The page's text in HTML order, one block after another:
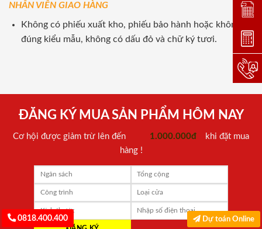
NHÂN VIÊN GIAO HÀNG
Không có phiếu xuất kho, phiếu bảo hành hoặc không
đúng kiểu mẫu, không có dấu đỏ và chữ ký tươi.
ĐĂNG KÝ MUA SẢN PHẨM HÔM NAY
Cơ hội được giảm trừ lên đến 1.000.000đ
khi đặt mua
hàng !
0818.400.400 Dự toán Online
Đặt
Dự